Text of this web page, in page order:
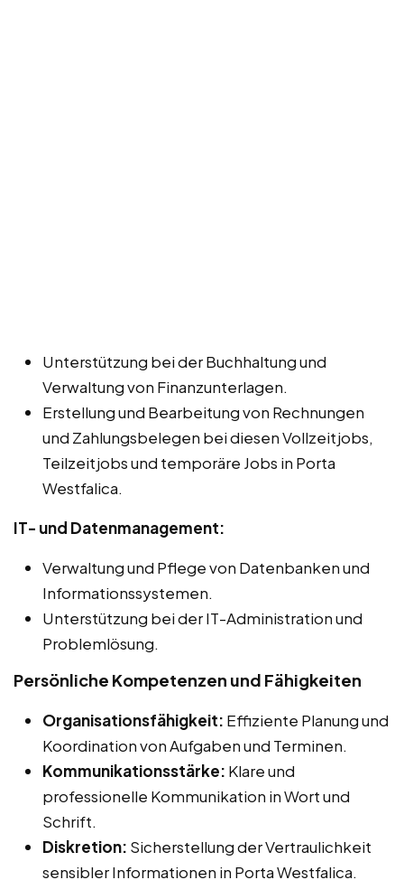
Unterstützung bei der Buchhaltung und
Verwaltung von Finanzunterlagen.
Erstellung und Bearbeitung von Rechnungen
und Zahlungsbelegen bei diesen Vollzeitjobs,
Teilzeitjobs und temporäre Jobs in Porta
Westfalica.
IT- und Datenmanagement:
Verwaltung und Pflege von Datenbanken und
Informationssystemen.
Unterstützung bei der IT-Administration und
Problemlösung.
Persönliche Kompetenzen und Fähigkeiten
Organisationsfähigkeit: Effiziente Planung und
Koordination von Aufgaben und Terminen.
Kommunikationsstärke: Klare und
professionelle Kommunikation in Wort und
Schrift.
Diskretion: Sicherstellung der Vertraulichkeit
sensibler Informationen in Porta Westfalica.